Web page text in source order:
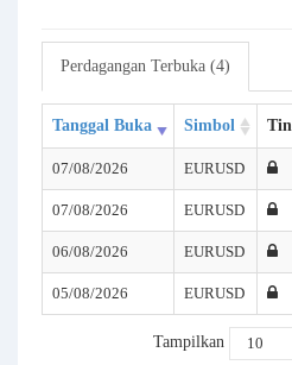
Perdagangan Terbuka (4)
Tanggal Buka Simbol
07/08/2026 EURUSD
07/08/2026 EURUSD
06/08/2026 EURUSD
05/08/2026 EURUSD
Tampilkan